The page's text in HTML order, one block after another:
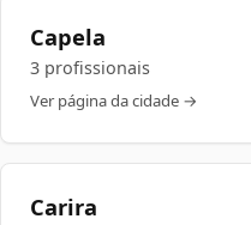
Capela
3 profissionais
Ver página da cidade →
Carira